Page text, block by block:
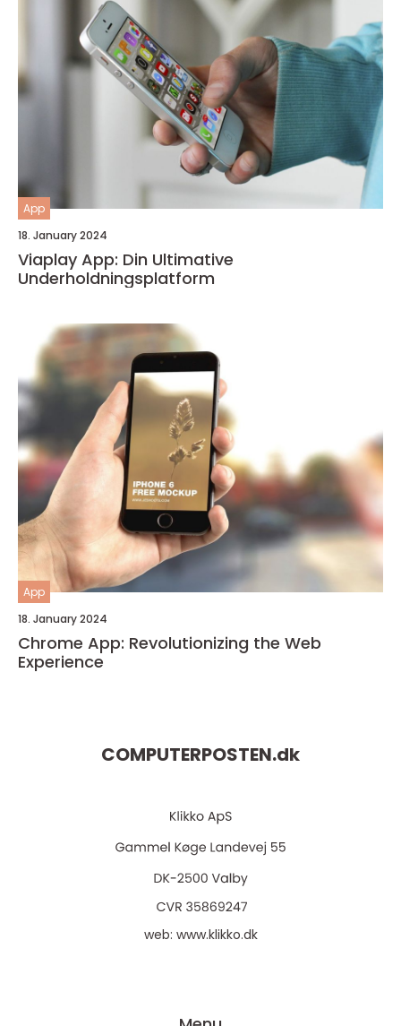
App
18. January 2024
Viaplay App: Din Ultimative
Underholdningsplatform
App
18. January 2024
Chrome App: Revolutionizing the Web
Experience
COMPUTERPOSTEN.dk
web: www.klikko.dk